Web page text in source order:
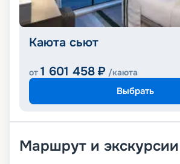
Каюта сьют
от 1 601 458 ₽ /каюта
Выбрать
Маршрут и экскурсии